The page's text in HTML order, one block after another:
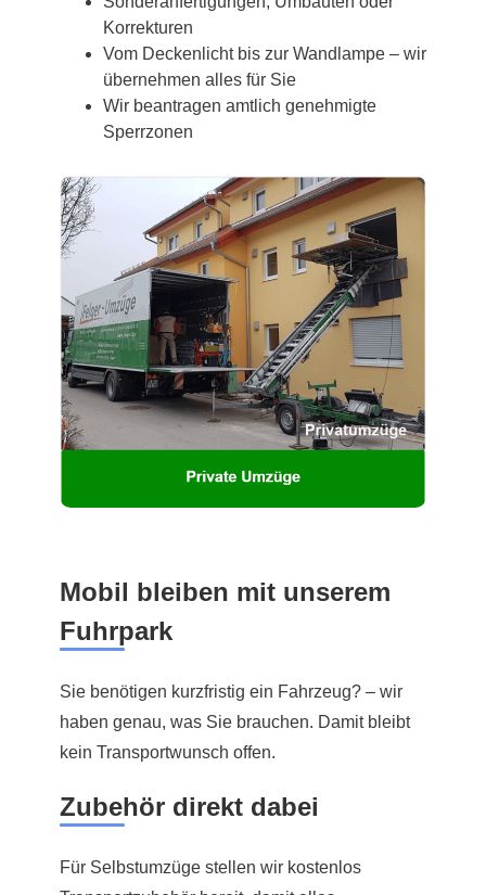
Korrekturen
Vom Deckenlicht bis zur Wandlampe – wir
übernehmen alles für Sie
Wir beantragen amtlich genehmigte
Sperrzonen
Mobil bleiben mit unserem
Fuhrpark
Sie benötigen kurzfristig ein Fahrzeug? – wir
haben genau, was Sie brauchen. Damit bleibt
kein Transportwunsch offen.
Zubehör direkt dabei
Für Selbstumzüge stellen wir kostenlos